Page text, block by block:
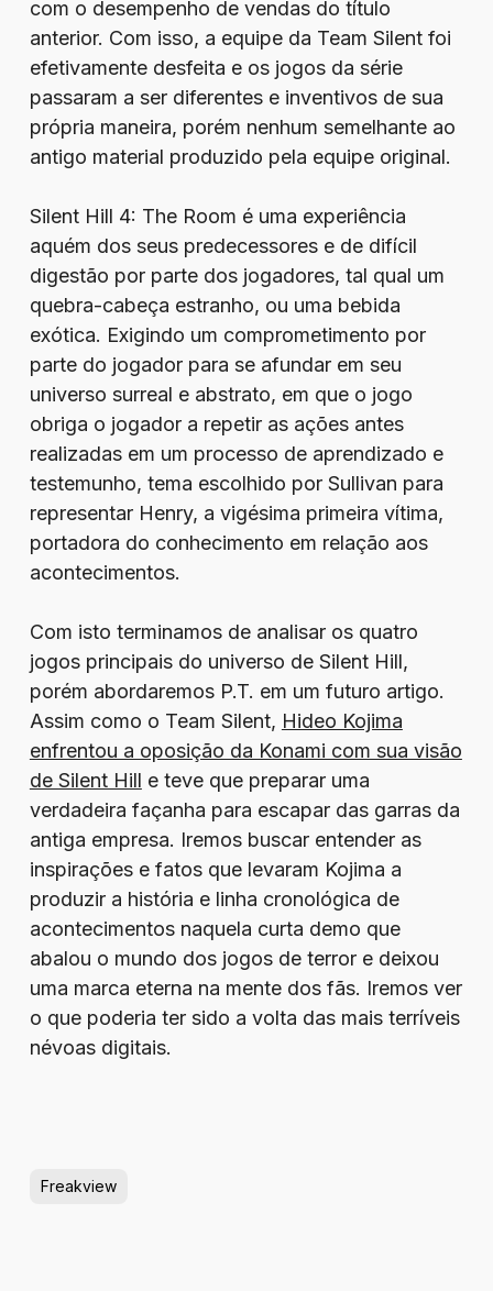
com o desempenho de vendas do título
anterior. Com isso, a equipe da Team Silent foi
efetivamente desfeita e os jogos da série
passaram a ser diferentes e inventivos de sua
própria maneira, porém nenhum semelhante ao
antigo material produzido pela equipe original.
Silent Hill 4: The Room é uma experiência
aquém dos seus predecessores e de difícil
digestão por parte dos jogadores, tal qual um
quebra-cabeça estranho, ou uma bebida
exótica. Exigindo um comprometimento por
parte do jogador para se afundar em seu
universo surreal e abstrato, em que o jogo
obriga o jogador a repetir as ações antes
realizadas em um processo de aprendizado e
testemunho, tema escolhido por Sullivan para
representar Henry, a vigésima primeira vítima,
portadora do conhecimento em relação aos
acontecimentos.
Com isto terminamos de analisar os quatro
jogos principais do universo de Silent Hill,
porém abordaremos P.T. em um futuro artigo.
Assim como o Team Silent, Hideo Kojima
enfrentou a oposição da Konami com sua visão
de Silent Hill e teve que preparar uma
verdadeira façanha para escapar das garras da
antiga empresa. Iremos buscar entender as
inspirações e fatos que levaram Kojima a
produzir a história e linha cronológica de
acontecimentos naquela curta demo que
abalou o mundo dos jogos de terror e deixou
uma marca eterna na mente dos fãs. Iremos ver
o que poderia ter sido a volta das mais terríveis
névoas digitais.
Freakview